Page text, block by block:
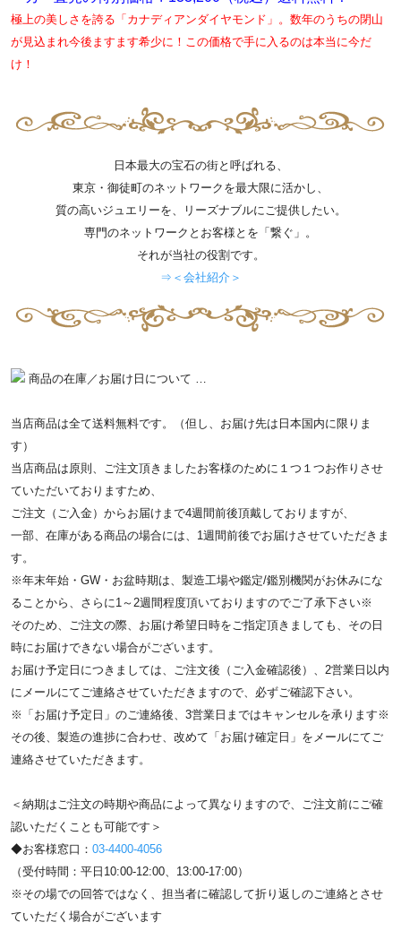
極上の美しさを誇る「カナディアンダイヤモンド」。数年のうちの閉山
が見込まれ今後ますます希少に！この価格で手に入るのは本当に今だ
け！
日本最大の宝石の街と呼ばれる、
東京・御徒町のネットワークを最大限に活かし、
質の高いジュエリーを、リーズナブルにご提供したい。
専門のネットワークとお客様とを「繋ぐ」。
それが当社の役割です。
⇒＜会社紹介＞
商品の在庫／お届け日について …
当店商品は全て送料無料です。（但し、お届け先は日本国内に限りま
す）
当店商品は原則、ご注文頂きましたお客様のために１つ１つお作りさせ
ていただいておりますため、
ご注文（ご入金）からお届けまで4週間前後頂戴しておりますが、
一部、在庫がある商品の場合には、1週間前後でお届けさせていただきま
す。
※年末年始・GW・お盆時期は、製造工場や鑑定/鑑別機関がお休みにな
ることから、さらに1～2週間程度頂いておりますのでご了承下さい※
そのため、ご注文の際、お届け希望日時をご指定頂きましても、その日
時にお届けできない場合がございます。
お届け予定日につきましては、ご注文後（ご入金確認後）、2営業日以内
にメールにてご連絡させていただきますので、必ずご確認下さい。
※「お届け予定日」のご連絡後、3営業日まではキャンセルを承ります※
その後、製造の進捗に合わせ、改めて「お届け確定日」をメールにてご
連絡させていただきます。
＜納期はご注文の時期や商品によって異なりますので、ご注文前にご確
認いただくことも可能です＞
◆お客様窓口： 03-4400-4056
（受付時間：平日10:00-12:00、13:00-17:00）
※その場での回答ではなく、担当者に確認して折り返しのご連絡とさせ
ていただく場合がございます